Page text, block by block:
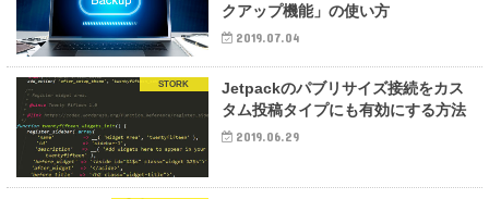
クアップ機能」の使い方
2019.07.04
STORK
Jetpackのパブリサイズ接続をカス
タム投稿タイプにも有効にする方法
2019.06.29